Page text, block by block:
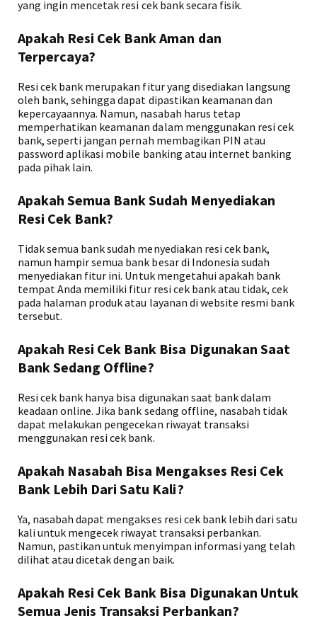
yang ingin mencetak resi cek bank secara fisik.
Apakah Resi Cek Bank Aman dan
Terpercaya?
Resi cek bank merupakan fitur yang disediakan langsung
oleh bank, sehingga dapat dipastikan keamanan dan
kepercayaannya. Namun, nasabah harus tetap
memperhatikan keamanan dalam menggunakan resi cek
bank, seperti jangan pernah membagikan PIN atau
password aplikasi mobile banking atau internet banking
pada pihak lain.
Apakah Semua Bank Sudah Menyediakan
Resi Cek Bank?
Tidak semua bank sudah menyediakan resi cek bank,
namun hampir semua bank besar di Indonesia sudah
menyediakan fitur ini. Untuk mengetahui apakah bank
tempat Anda memiliki fitur resi cek bank atau tidak, cek
pada halaman produk atau layanan di website resmi bank
tersebut.
Apakah Resi Cek Bank Bisa Digunakan Saat
Bank Sedang Offline?
Resi cek bank hanya bisa digunakan saat bank dalam
keadaan online. Jika bank sedang offline, nasabah tidak
dapat melakukan pengecekan riwayat transaksi
menggunakan resi cek bank.
Apakah Nasabah Bisa Mengakses Resi Cek
Bank Lebih Dari Satu Kali?
Ya, nasabah dapat mengakses resi cek bank lebih dari satu
kali untuk mengecek riwayat transaksi perbankan.
Namun, pastikan untuk menyimpan informasi yang telah
dilihat atau dicetak dengan baik.
Apakah Resi Cek Bank Bisa Digunakan Untuk
Semua Jenis Transaksi Perbankan?